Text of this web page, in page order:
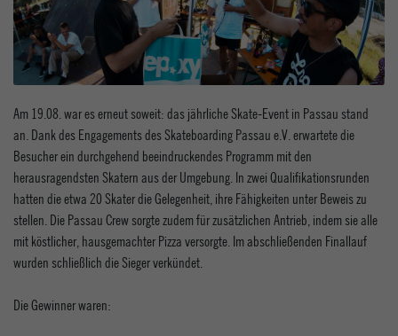
Am 19.08. war es erneut soweit: das jährliche Skate-Event in Passau stand
an. Dank des Engagements des Skateboarding Passau e.V. erwartete die
Besucher ein durchgehend beeindruckendes Programm mit den
herausragendsten Skatern aus der Umgebung. In zwei Qualifikationsrunden
hatten die etwa 20 Skater die Gelegenheit, ihre Fähigkeiten unter Beweis zu
stellen. Die Passau Crew sorgte zudem für zusätzlichen Antrieb, indem sie alle
mit köstlicher, hausgemachter Pizza versorgte. Im abschließenden Finallauf
wurden schließlich die Sieger verkündet.
Die Gewinner waren: